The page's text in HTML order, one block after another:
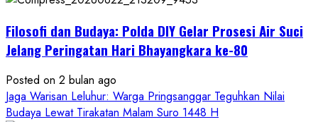
Filosofi dan Budaya: Polda DIY Gelar Prosesi Air Suci
Jelang Peringatan Hari Bhayangkara ke-80
Posted on 2 bulan ago
Jaga Warisan Leluhur: Warga Pringsanggar Teguhkan Nilai
Budaya Lewat Tirakatan Malam Suro 1448 H